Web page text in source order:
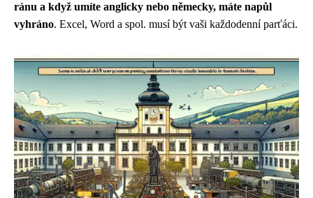
ránu a když umíte anglicky nebo německy, máte napůl
vyhráno. Excel, Word a spol. musí být vaši každodenní parťáci.